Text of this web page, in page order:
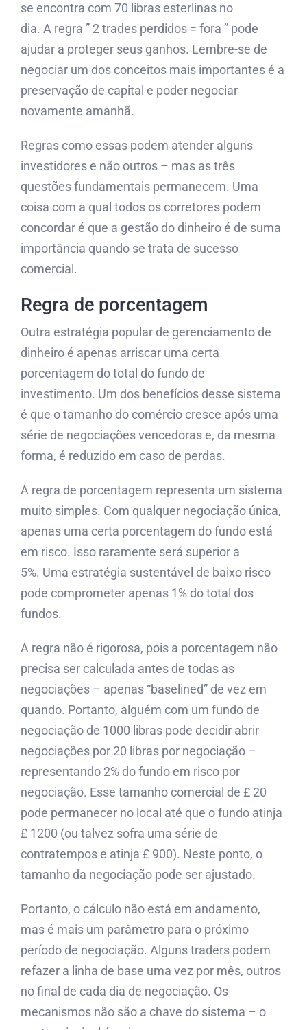
se encontra com 70 libras esterlinas no
dia. A regra ” 2 trades perdidos = fora ” pode
ajudar a proteger seus ganhos. Lembre-se de
negociar um dos conceitos mais importantes é a
preservação de capital e poder negociar
novamente amanhã.
Regras como essas podem atender alguns
investidores e não outros – mas as três
questões fundamentais permanecem. Uma
coisa com a qual todos os corretores podem
concordar é que a gestão do dinheiro é de suma
importância quando se trata de sucesso
comercial.
Regra de porcentagem
Outra estratégia popular de gerenciamento de
dinheiro é apenas arriscar uma certa
porcentagem do total do fundo de
investimento. Um dos benefícios desse sistema
é que o tamanho do comércio cresce após uma
série de negociações vencedoras e, da mesma
forma, é reduzido em caso de perdas.
A regra de porcentagem representa um sistema
muito simples. Com qualquer negociação única,
apenas uma certa porcentagem do fundo está
em risco. Isso raramente será superior a
5%. Uma estratégia sustentável de baixo risco
pode comprometer apenas 1% do total dos
fundos.
A regra não é rigorosa, pois a porcentagem não
precisa ser calculada antes de todas as
negociações – apenas “baselined” de vez em
quando. Portanto, alguém com um fundo de
negociação de 1000 libras pode decidir abrir
negociações por 20 libras por negociação –
representando 2% do fundo em risco por
negociação. Esse tamanho comercial de £ 20
pode permanecer no local até que o fundo atinja
£ 1200 (ou talvez sofra uma série de
contratempos e atinja £ 900). Neste ponto, o
tamanho da negociação pode ser ajustado.
Portanto, o cálculo não está em andamento,
mas é mais um parâmetro para o próximo
período de negociação. Alguns traders podem
refazer a linha de base uma vez por mês, outros
no final de cada dia de negociação. Os
mecanismos não são a chave do sistema – o